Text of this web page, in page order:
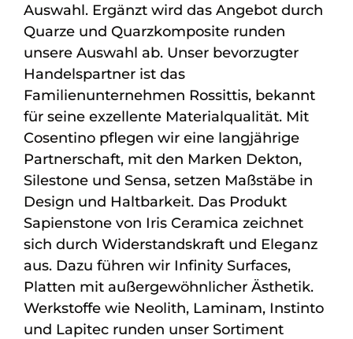
Auswahl. Ergänzt wird das Angebot durch
Quarze und Quarzkomposite runden
unsere Auswahl ab. Unser bevorzugter
Handelspartner ist das
Familienunternehmen Rossittis, bekannt
für seine exzellente Materialqualität. Mit
Cosentino pflegen wir eine langjährige
Partnerschaft, mit den Marken Dekton,
Silestone und Sensa, setzen Maßstäbe in
Design und Haltbarkeit. Das Produkt
Sapienstone von Iris Ceramica zeichnet
sich durch Widerstandskraft und Eleganz
aus. Dazu führen wir Infinity Surfaces,
Platten mit außergewöhnlicher Ästhetik.
Werkstoffe wie Neolith, Laminam, Instinto
und Lapitec runden unser Sortiment